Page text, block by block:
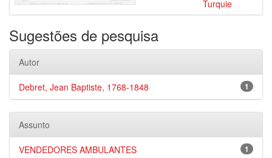
Turquie
Sugestões de pesquisa
Autor
1
Debret, Jean Baptiste, 1768-1848
Assunto
1
VENDEDORES AMBULANTES